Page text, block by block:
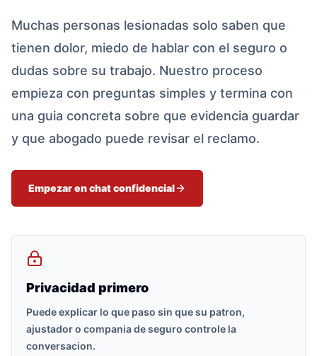
Muchas personas lesionadas solo saben que
tienen dolor, miedo de hablar con el seguro o
dudas sobre su trabajo. Nuestro proceso
empieza con preguntas simples y termina con
una guia concreta sobre que evidencia guardar
y que abogado puede revisar el reclamo.
Empezar en chat confidencial
Privacidad primero
Puede explicar lo que paso sin que su patron,
ajustador o compania de seguro controle la
conversacion.